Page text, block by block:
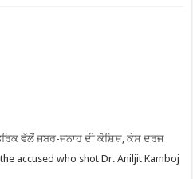
ਵੱਲੋਂ ਜਬਰ-ਜਨਾਹ ਦੀ ਕੋਸ਼ਿਸ਼, ਕੇਸ ਦਰਜ
accused who shot Dr. Aniljit Kamboj